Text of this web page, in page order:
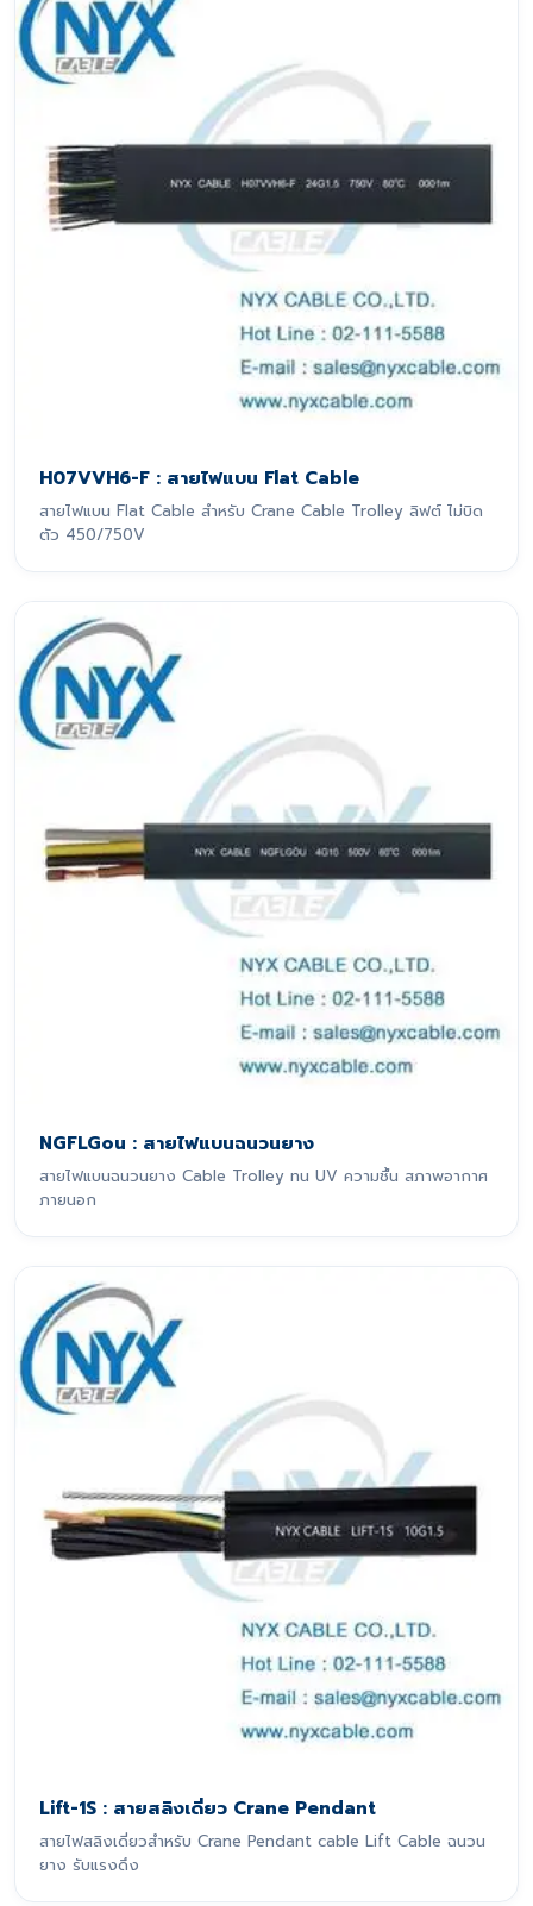
H07VVH6-F : สายไฟแบน Flat Cable
สายไฟแบน Flat Cable สำหรับ Crane Cable Trolley ลิฟต์ ไม่บิด
ตัว 450/750V
NGFLGou : สายไฟแบนฉนวนยาง
สายไฟแบนฉนวนยาง Cable Trolley ทน UV ความชื้น สภาพอากาศ
ภายนอก
Lift-1S : สายสลิงเดี่ยว Crane Pendant
สายไฟสลิงเดี่ยวสำหรับ Crane Pendant cable Lift Cable ฉนวน
ยาง รับแรงดึง